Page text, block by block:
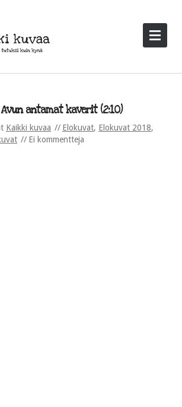
antamat kaverit (2:10)
Kaikki kuvaa Elokuvat, Elokuvat 2018,
Ei kommentteja